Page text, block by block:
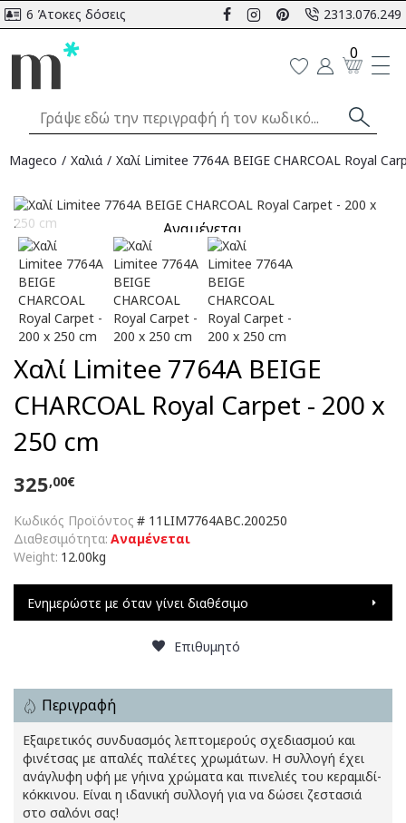
6 Άτοκες δόσεις 2313.076.249
0
Mageco Χαλιά Χαλί Limitee 7764A BEIGE CHARCOAL Royal
Αναμένεται
Χαλί Limitee 7764A BEIGE
CHARCOAL Royal Carpet - 200 x
250 cm
Κωδικός Προϊόντος # 11LIM7764ABC.200250
Διαθεσιμότητα: Αναμένεται
Weight: 12.00kg
325,00€
Ενημερώστε με όταν γίνει διαθέσιμο
Επιθυμητό
Περιγραφή
Εξαιρετικός συνδυασμός λεπτομερούς σχεδιασμού και
φινέτσας με απαλές παλέτες χρωμάτων. Η συλλογή έχει
ανάγλυφη υφή με γήινα χρώματα και πινελιές του κεραμιδί-
κόκκινου. Είναι η ιδανική συλλογή για να δώσει ζεστασιά
στο σαλόνι σας!